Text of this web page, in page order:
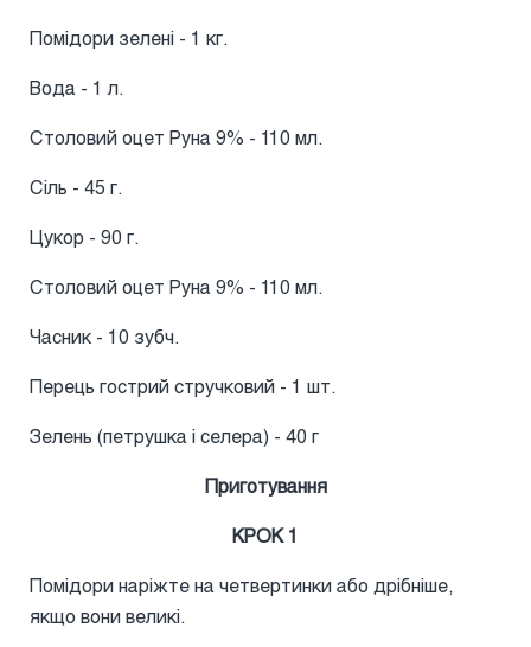
Помідори зелені - 1 кг.
Вода - 1 л.
Столовий оцет Руна 9% - 110 мл.
Сіль - 45 г.
Цукор - 90 г.
Столовий оцет Руна 9% - 110 мл.
Часник - 10 зубч.
Перець гострий стручковий - 1 шт.
Зелень (петрушка і селера) - 40 г
Приготування
КРОК 1
Помідори наріжте на четвертинки або дрібніше,
якщо вони великі.